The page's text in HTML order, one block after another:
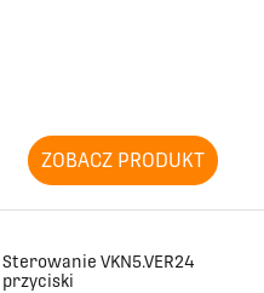
ZOBACZ PRODUKT
Sterowanie VKN5.VER24
przyciski